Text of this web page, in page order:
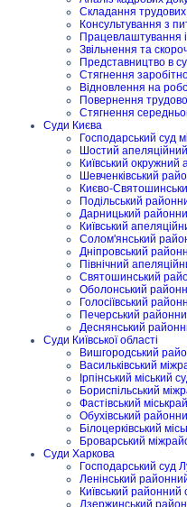
Складання трудових
Консультування з
Працевлаштування
Звільнення та
Представництво в
Стягнення
Відновлення на
Повернення
Стягнення
Суди Києва
Господарський суд
Шостий
Київський окружний
Шевченківський
Києво-
Подільський
Дарницький
Київський
Солом'янський
Дніпровський
Північний
Святошинський
Оболонський
Голосіївський
Печерський
Деснянський
Суди Київської області
Вишгородський
Васильківський
Ірпінський міський
Бориспільський
Фастівський
Обухівський
Білоцерківський
Броварський
Суди Харкова
Господарський суд
Ленінський
Київський районний
Дзержинський